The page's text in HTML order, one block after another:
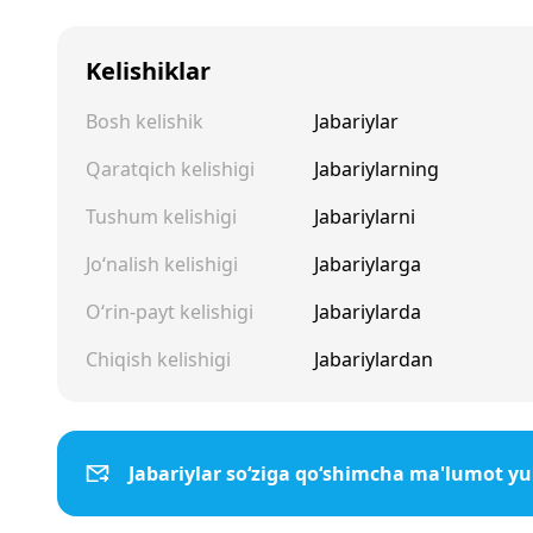
Kelishiklar
Bosh kelishik
Jabariylar
Qaratqich kelishigi
Jabariylarning
Tushum kelishigi
Jabariylarni
Jo‘nalish kelishigi
Jabariylarga
O‘rin-payt kelishigi
Jabariylarda
Chiqish kelishigi
Jabariylardan
Jabariylar so‘ziga qo‘shimcha ma'lumot